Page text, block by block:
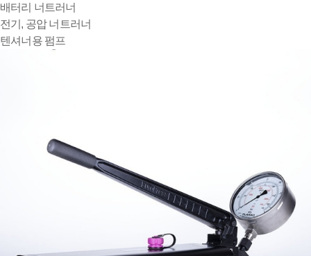
배터리 너트러너
전기, 공압 너트러너
텐셔너용 펌프